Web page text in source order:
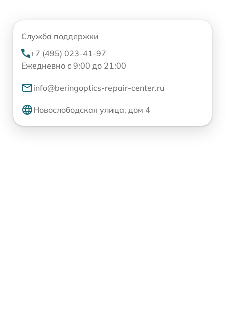
Служба поддержки
+7 (495) 023-41-97
Ежедневно с 9:00 до 21:00
info@beringoptics-repair-center.ru
Новослободская улица, дом 4